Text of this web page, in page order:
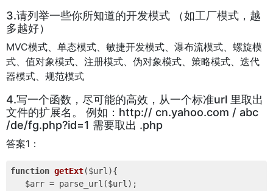
3.请列举一些你所知道的开发模式 （如工厂模式，越
多越好）
MVC模式、单态模式、敏捷开发模式、瀑布流模式、螺旋模
式、值对象模式、注册模式、伪对象模式、策略模式、迭代
器模式、规范模式
4.写一个函数，尽可能的高效，从一个标准url 里取出
文件的扩展名。 例如：http:// cn.yahoo.com / abc
/de/fg.php?id=1 需要取出 .php
答案1：
function getExt($url){
   $arr = parse_url($url);